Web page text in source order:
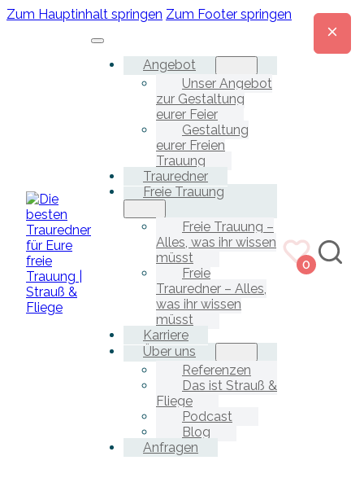
Zum Hauptinhalt springen Zum Footer springen
Angebot
Unser Angebot
zur Gestaltung
eurer Feier
Gestaltung
eurer Freien
Trauung
Trauredner
Freie Trauung
Freie Trauung –
Alles, was ihr wissen
müsst
Freie
Trauredner – Alles,
was ihr wissen
müsst
Karriere
Über uns
Referenzen
Das ist Strauß &
Fliege
Podcast
Blog
Anfragen
0